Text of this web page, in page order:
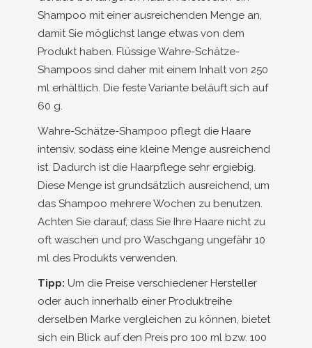
Shampoo mit einer ausreichenden Menge an,
damit Sie möglichst lange etwas von dem
Produkt haben. Flüssige Wahre-Schätze-
Shampoos sind daher mit einem Inhalt von 250
ml erhältlich. Die feste Variante beläuft sich auf
60 g.
Wahre-Schätze-Shampoo pflegt die Haare
intensiv, sodass eine kleine Menge ausreichend
ist. Dadurch ist die Haarpflege sehr ergiebig.
Diese Menge ist grundsätzlich ausreichend, um
das Shampoo mehrere Wochen zu benutzen.
Achten Sie darauf, dass Sie Ihre Haare nicht zu
oft waschen und pro Waschgang ungefähr 10
ml des Produkts verwenden.
Tipp: Um die Preise verschiedener Hersteller
oder auch innerhalb einer Produktreihe
derselben Marke vergleichen zu können, bietet
sich ein Blick auf den Preis pro 100 ml bzw. 100